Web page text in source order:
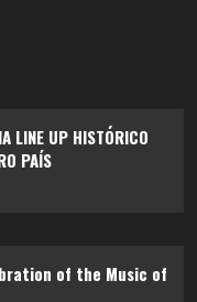
LINE UP HISTÓRICO
PAÍS
of the Music of